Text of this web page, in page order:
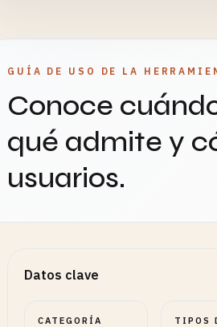
GUÍA DE USO DE LA
Conoce
qué admite y
usuarios.
Datos clave
CATEGORÍA
TIPOS